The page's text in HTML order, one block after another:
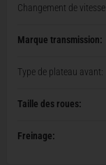
Changement de vitesse
Marque transmission:
Type de plateau avant:
Taille des roues:
Freinage: